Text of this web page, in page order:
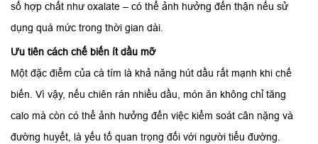
số hợp chất như oxalate – có thể ảnh hưởng đến thận nếu sử
dụng quá mức trong thời gian dài.
Ưu tiên cách chế biến ít dầu mỡ
Một đặc điểm của cà tím là khả năng hút dầu rất mạnh khi chế
biến. Vì vậy, nếu chiên rán nhiều dầu, món ăn không chỉ tăng
calo mà còn có thể ảnh hưởng đến việc kiểm soát cân nặng và
đường huyết, là yếu tố quan trọng đối với người tiểu đường.